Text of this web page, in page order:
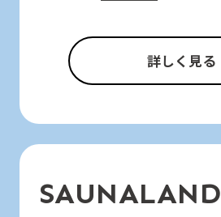
詳しく見る
SAUNALAND